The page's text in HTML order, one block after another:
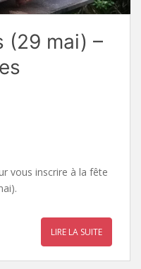
(29 mai) –
vous inscrire à la fête
LIRE LA SUITE